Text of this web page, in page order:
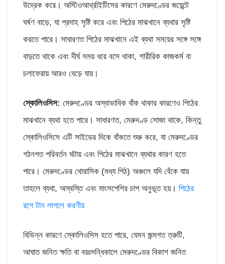
উদ্রেক করে। অস্টিওআর্থ্রাইটিসের কারণে মেরুদণ্ডের জয়েন্টে
ঘর্ষণ বাড়ে, যা প্রদাহ সৃষ্টি করে এবং পিঠের মাঝখানে ব্যথার সৃষ্টি
করতে পারে। সাধারণত পিঠের মাঝখানে এই ব্যথা সময়ের সঙ্গে সঙ্গে
বাড়তে থাকে এবং দীর্ঘ সময় ধরে বসে থাকা, শারীরিক কাজকর্ম বা
চলাফেরায় আরও বেড়ে যায়।
স্কোলিওসিস: মেরুদণ্ডের অস্বাভাবিক বাঁক থাকার কারণেও পিঠের
মাঝখানে ব্যথা হতে পারে। সাধারণত, মেরুদণ্ড সোজা থাকে, কিন্তু
স্কোলিওসিসে এটি সাইডের দিকে বাঁকতে শুরু করে, যা মেরুদণ্ডের
গঠনগত পরিবর্তন ঘটায় এবং পিঠের মাঝখানে ব্যথার কারণ হতে
পারে। মেরুদণ্ডের থোরাসিক (মধ্য পিঠ) অঞ্চলে যদি বেঁকে যায়
তাহলে ব্যথা, অস্বস্তি এবং মাংসপেশির চাপ অনুভূত হয়। পিঠের
রগে টান লাগলে করণীয়
বিভিন্ন কারণে স্কোলিওসিস হতে পারে, যেমন জন্মগত ত্রুটি,
আঘাত জনিত ক্ষতি বা বয়ঃসন্ধিকালে মেরুদণ্ডের বিকাশ জনিত